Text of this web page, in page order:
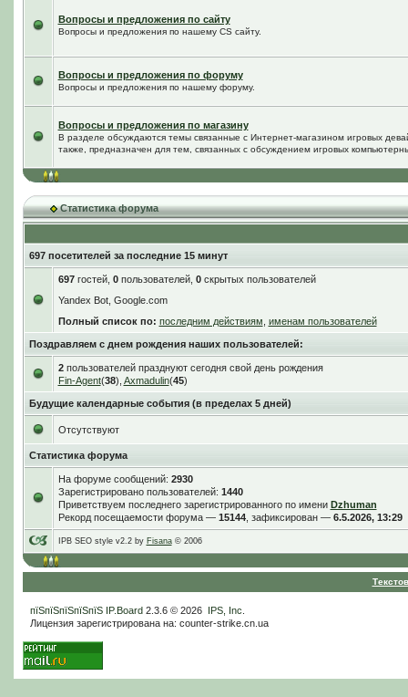
Вопросы и предложения по сайту
Вопросы и предложения по нашему CS сайту.
Вопросы и предложения по форуму
Вопросы и предложения по нашему форуму.
Вопросы и предложения по магазину
В разделе обсуждаются темы связанные с Интернет-магазином игровых
также, предназначен для тем, связанных с обсуждением игровых
Статистика форума
697 посетителей за последние 15 минут
697гостей, 0пользователей, 0скрытых пользователей
Yandex Bot, Google.com
Полный список по: последним действиям именам пользователей
Поздравляем с днем рождения наших пользователей:
2пользователей празднуют сегодня свой день рождения
Fin-Agent(38), Axmadulin(45)
Будущие календарные события (в пределах 5 дней)
Отсутствуют
Статистика форума
На форуме сообщений: 2930
Зарегистрировано пользователей: 1440
Приветствуем последнего зарегистрированного по имени Dzhuman
Рекорд посещаемости форума — 15144, зафиксирован — 6.5.2026, 13:29
IPB SEO style v2.2 by Fisana© 2006
пїЅпїЅпїЅпїЅпїЅ IP.Board2.3.6 © 2026 IPS, Inc
Лицензия зарегистрирована на: counter-strike.cn.ua